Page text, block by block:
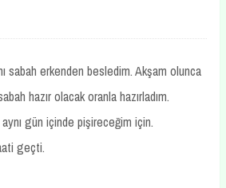
sabah erkenden besledim. Akşam olunca
hazır olacak oranla hazırladım.
gün içinde pişireceğim için.
geçti.